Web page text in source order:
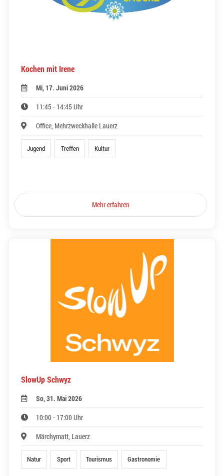
Kochen mit Irene
Mi, 17. Juni 2026
11:45 - 14:45 Uhr
Office, Mehrzweckhalle Lauerz
Jugend Treffen Kultur
Mehr erfahren
SlowUp Schwyz
So, 31. Mai 2026
10:00 - 17:00 Uhr
Märchymatt, Lauerz
Natur Sport Tourismus Gastronomie